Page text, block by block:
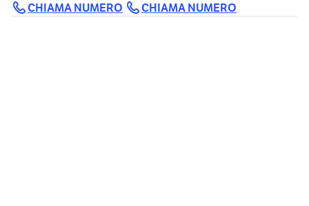
CHIAMA NUMERO
CHIAMA NUMERO